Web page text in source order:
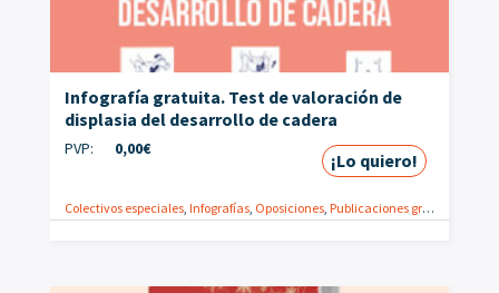
Infografía gratuita. Test de valoración de
displasia del desarrollo de cadera
PVP: 0,00€
¡Lo quiero!
Colectivos especiales, Infografías, Oposiciones, Publicaciones gratuitas